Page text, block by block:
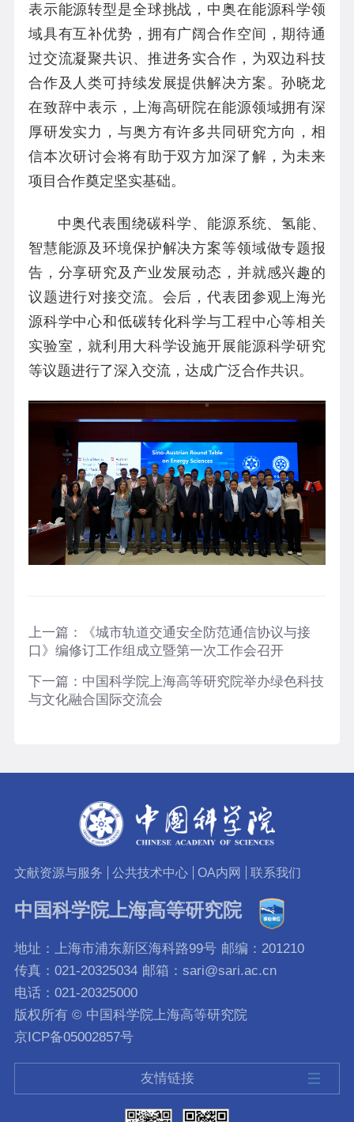
表示能源转型是全球挑战，中奥在能源科学领
域具有互补优势，拥有广阔合作空间，期待通
过交流凝聚共识、推进务实合作，为双边科技
合作及人类可持续发展提供解决方案。孙晓龙
在致辞中表示，上海高研院在能源领域拥有深
厚研发实力，与奥方有许多共同研究方向，相
信本次研讨会将有助于双方加深了解，为未来
项目合作奠定坚实基础。
中奥代表围绕碳科学、能源系统、氢能、
智慧能源及环境保护解决方案等领域做专题报
告，分享研究及产业发展动态，并就感兴趣的
议题进行对接交流。会后，代表团参观上海光
源科学中心和低碳转化科学与工程中心等相关
实验室，就利用大科学设施开展能源科学研究
等议题进行了深入交流，达成广泛合作共识。
上一篇：
《城市轨道交通安全防范通信协议与接
口》编修订工作组成立暨第一次工作会召开
下一篇： 中国科学院上海高等研究院举办绿色科技
与文化融合国际交流会
文献资源与服务 公共技术中心 OA内网 联系我们
中国科学院上海高等研究院
地址：上海市浦东新区海科路99号 邮编：201210
传真：021-20325034 邮箱：sari@sari.ac.cn
电话：021-20325000
版权所有 © 中国科学院上海高等研究院
京ICP备05002857号
友情链接